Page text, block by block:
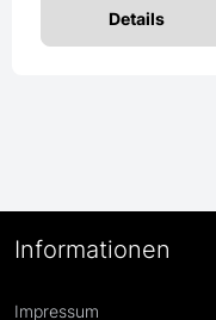
Details
Informationen
Impressum